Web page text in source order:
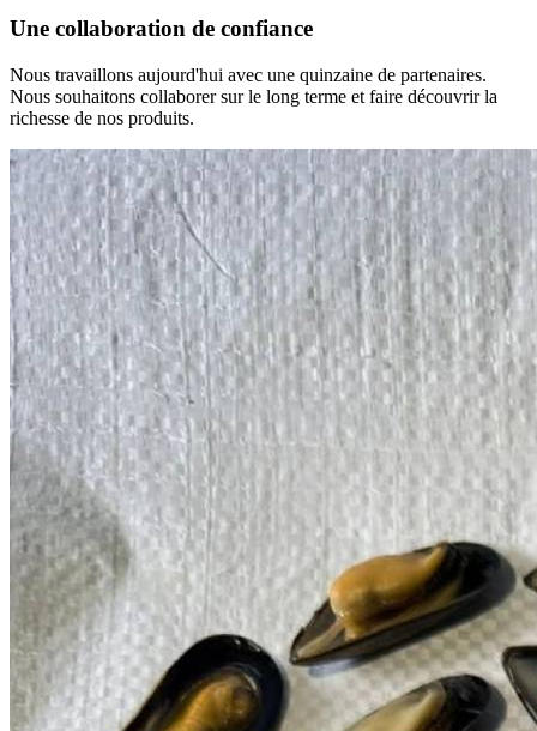
Une collaboration de confiance
Nous travaillons aujourd'hui avec une quinzaine de partenaires.
Nous souhaitons collaborer sur le long terme et faire découvrir la
richesse de nos produits.